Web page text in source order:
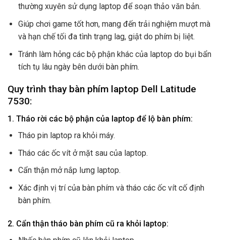
thường xuyên sử dụng laptop để soạn thảo văn bản.
Giúp chơi game tốt hơn, mang đến trải nghiệm mượt mà
và hạn chế tối đa tình trạng lag, giật do phím bị liệt.
Tránh làm hỏng các bộ phận khác của laptop do bụi bẩn
tích tụ lâu ngày bên dưới bàn phím.
Quy trình thay bàn phím laptop Dell Latitude
7530:
1. Tháo rời các bộ phận của laptop để lộ bàn phím:
Tháo pin laptop ra khỏi máy.
Tháo các ốc vít ở mặt sau của laptop.
Cẩn thận mở nắp lưng laptop.
Xác định vị trí của bàn phím và tháo các ốc vít cố định
bàn phím.
2. Cẩn thận tháo bàn phím cũ ra khỏi laptop: